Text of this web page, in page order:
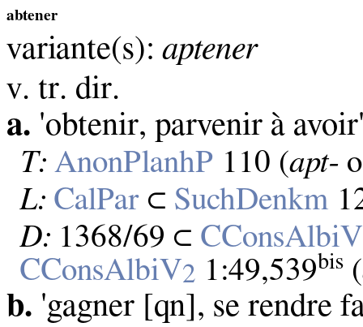
abtener
variante(s): aptener
v. tr. dir.
a. 'obtenir, parvenir à
T: AnonPlanhP 110 (apt‑
L: CalPar ⊂ SuchDenkm
D: 1368/69 ⊂ CConsAlbiV
CConsAlbiV2 1:49,539bis (
b. 'gagner [qn], se rendre